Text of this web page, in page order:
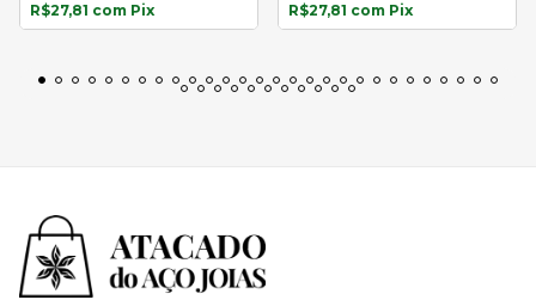
R$27,81 com Pix R$27,81 com Pix